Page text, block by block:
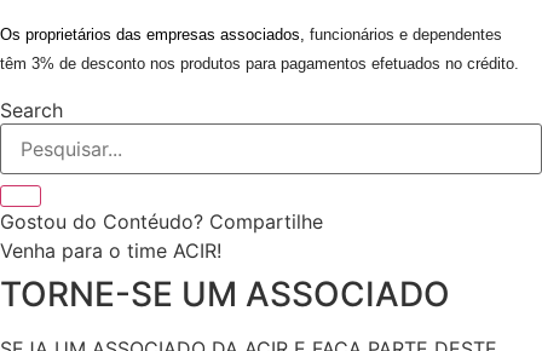
Os proprietários das empresas associados, funcionários e dependentes
têm 3% de desconto nos produtos para pagamentos efetuados no crédito.
Search
Gostou do Contéudo? Compartilhe
Venha para o time ACIR!
TORNE-SE UM ASSOCIADO